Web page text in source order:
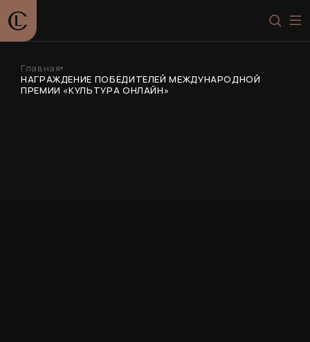
Главная
НАГРАЖДЕНИЕ ПОБЕДИТЕЛЕЙ МЕЖДУНАРОДНОЙ
ПРЕМИИ «КУЛЬТУРА ОНЛАЙН»